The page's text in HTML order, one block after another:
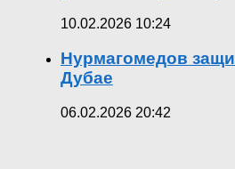
10.02.2026 10:24
Нурмагомедов
Дубае
06.02.2026 20:42